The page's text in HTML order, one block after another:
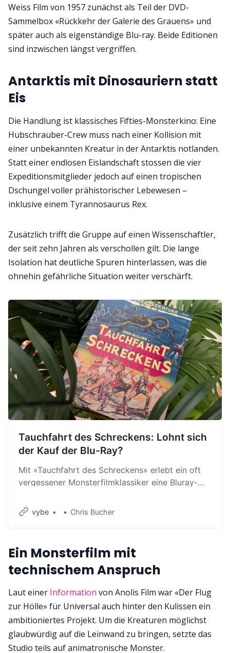
Weiss Film von 1957 zunächst als Teil der DVD-
Sammelbox «Rückkehr der Galerie des Grauens» und
später auch als eigenständige Blu-ray. Beide Editionen
sind inzwischen längst vergriffen.
Antarktis mit Dinosauriern statt
Eis
Die Handlung ist klassisches Fifties-Monsterkino: Eine
Hubschrauber-Crew muss nach einer Kollision mit
einer unbekannten Kreatur in der Antarktis notlanden.
Statt einer endlosen Eislandschaft stossen die vier
Expeditionsmitglieder jedoch auf einen tropischen
Dschungel voller prähistorischer Lebewesen –
inklusive einem Tyrannosaurus Rex.
Zusätzlich trifft die Gruppe auf einen Wissenschaftler,
der seit zehn Jahren als verschollen gilt. Die lange
Isolation hat deutliche Spuren hinterlassen, was die
ohnehin gefährliche Situation weiter verschärft.
Tauchfahrt des Schreckens: Lohnt sich
der Kauf der Blu-Ray?
Mit «Tauchfahrt des Schreckens» erlebt ein oft
vergessener Monsterfilmklassiker eine Bluray-
vybe Chris Bucher
Ein Monsterfilm mit
technischem Anspruch
Laut einer Information von Anolis Film war «Der Flug
zur Hölle» für Universal auch hinter den Kulissen ein
ambitioniertes Projekt. Um die Kreaturen möglichst
glaubwürdig auf die Leinwand zu bringen, setzte das
Studio teils auf animatronische Monster.